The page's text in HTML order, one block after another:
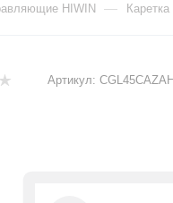
HIWIN —
Артикул: CGL45CAZAH